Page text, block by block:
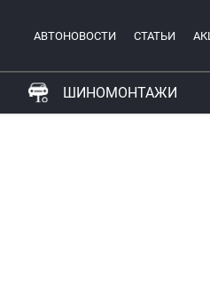
АВТОНОВОСТИ СТАТЬИ
ШИНОМОНТАЖИ